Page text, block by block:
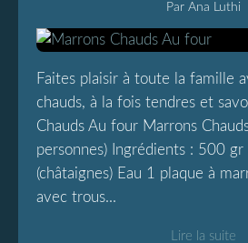
Par Ana Luthi
Faites plaisir à toute la famille
chauds, à la fois tendres et
Chauds Au four Marrons
personnes) Ingrédients : 500
(châtaignes) Eau 1 plaque à
avec trous...
Lire la suite